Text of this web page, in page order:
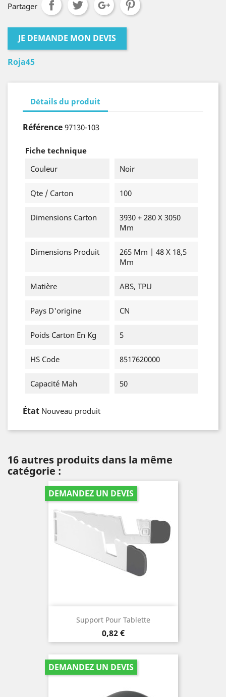
Partager
JE DEMANDE MON DEVIS
Roja45
Détails du produit
Référence 97130-103
Fiche technique
Couleur
Noir
Qte / Carton 100
Dimensions Carton
3930 + 280 X 3050
Mm
Dimensions Produit
265 Mm | 48 X 18,5
Mm
Matière ABS, TPU
Pays D'origine CN
Poids Carton En Kg 5
HS Code 8517620000
Capacité Mah 50
État Nouveau produit
16 autres produits dans la même
catégorie :
Support Pour Tablette
Prix
0,82 €
DEMANDEZ UN DEVIS
DEMANDEZ UN DEVIS